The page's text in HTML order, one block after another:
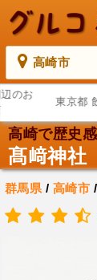
高崎市
のお
東京都
高崎で歴史
髙﨑神社
群馬県 / 高崎市